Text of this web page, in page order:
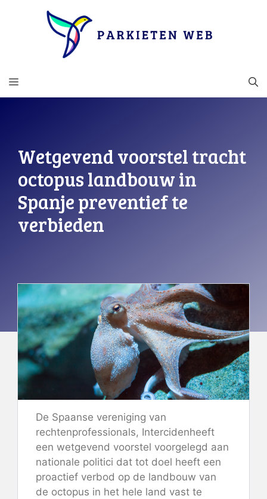
MENU
Wetgevend voorstel tracht
octopus landbouw in
Spanje preventief te
verbieden
De Spaanse vereniging van
rechtenprofessionals, Intercidenheeft
een wetgevend voorstel voorgelegd aan
nationale politici dat tot doel heeft een
proactief verbod op de landbouw van
de octopus in het hele land vast te